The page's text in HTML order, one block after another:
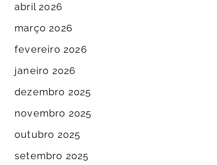
abril 2026
março 2026
fevereiro 2026
janeiro 2026
dezembro 2025
novembro 2025
outubro 2025
setembro 2025